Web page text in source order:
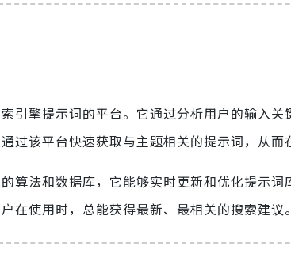
引擎提示词的平台。它通过分析用户的输入
过该平台快速获取与主题相关的提示词，从而
算法和数据库，它能够实时更新和优化提示
在使用时，总能获得最新、最相关的搜索建议。